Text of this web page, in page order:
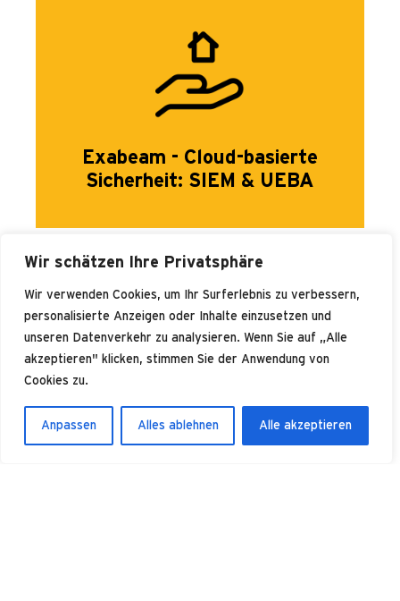
Wir schätzen Ihre Privatsphäre
Wir verwenden Cookies, um Ihr Surferlebnis zu verbessern,
personalisierte Anzeigen oder Inhalte einzusetzen und
unseren Datenverkehr zu analysieren. Wenn Sie auf „Alle
akzeptieren" klicken, stimmen Sie der Anwendung von
Cookies zu.
Anpassen Alles ablehnen Alle akzeptieren
Exabeam - Cloud-basierte
Sicherheit: SIEM & UEBA
Cloud Computing